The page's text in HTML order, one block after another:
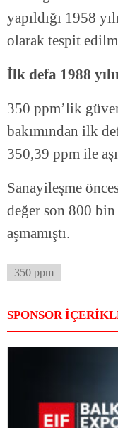
yapıldığı 1958
olarak tespit
İlk defa 1988
350 ppm’lik
bakımından ilk
350,39 ppm ile
Sanayileşme
değer son 800
aşmamıştı.
350 ppm
SPONSOR